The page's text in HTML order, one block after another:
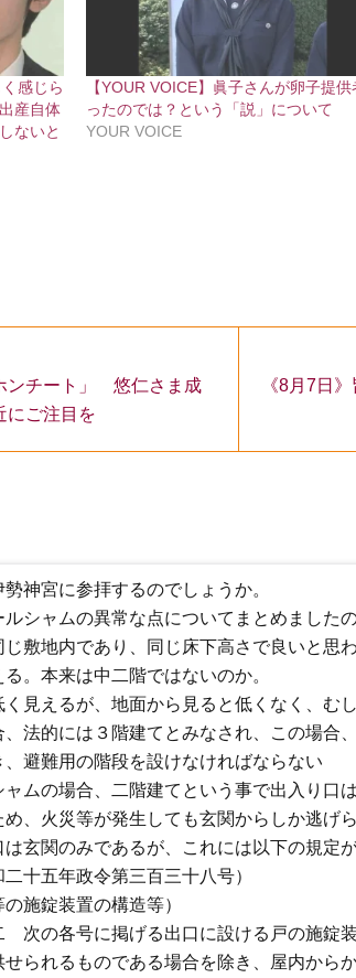
感じら
産自体
ないと
【YOUR VOICE】眞子さんが卵子提供
ったのでは？という「説」について
YOUR VOICE
ンチート」 悠仁さま成
にご注目を
《8月7日
神宮に参拝するのでしょうか。
シャムの異常な点についてまとめました
じ敷地内であり、同じ床下高さで良いと思
。本来は中二階ではないのか。
く見えるが、地面から見ると低くなく、む
、法的には３階建てとみなされ、この場合
、避難用の階段を設けなければならない
ャムの場合、二階建てという事で出入り口
め、火災等が発生しても玄関からしか逃げ
は玄関のみであるが、これには以下の規定
十五年政令第三百三十八号）
の施錠装置の構造等）
次の各号に掲げる出口に設ける戸の施錠
られるものである場合を除き、屋内から